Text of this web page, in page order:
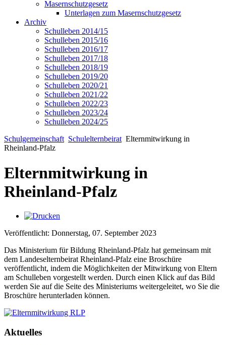
Masernschutzgesetz
Unterlagen zum Masernschutzgesetz
Archiv
Schulleben 2014/15
Schulleben 2015/16
Schulleben 2016/17
Schulleben 2017/18
Schulleben 2018/19
Schulleben 2019/20
Schulleben 2020/21
Schulleben 2021/22
Schulleben 2022/23
Schulleben 2023/24
Schulleben 2024/25
Schulgemeinschaft Schulelternbeirat Elternmitwirkung in
Rheinland-Pfalz
Elternmitwirkung in
Rheinland-Pfalz
Veröffentlicht: Donnerstag, 07. September 2023
Das Ministerium für Bildung Rheinland-Pfalz hat gemeinsam mit
dem Landeselternbeirat Rheinland-Pfalz eine Broschüre
veröffentlicht, indem die Möglichkeiten der Mitwirkung von Eltern
am Schulleben vorgestellt werden. Durch einen Klick auf das Bild
werden Sie auf die Seite des Ministeriums weitergeleitet, wo Sie die
Broschüre herunterladen können.
Aktuelles